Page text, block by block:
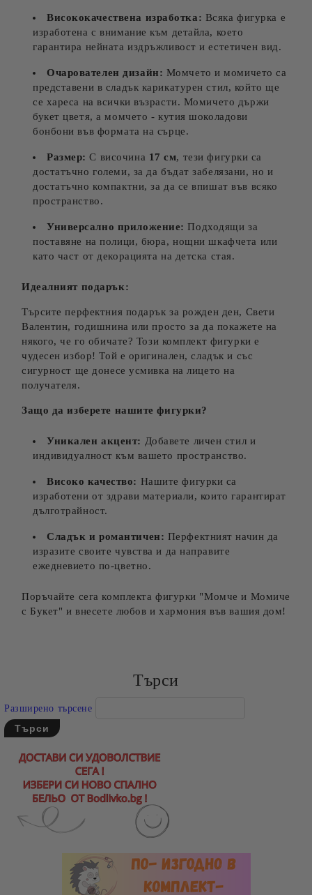
Висококачествена изработка: Всяка фигурка е
изработена с внимание към детайла, което
гарантира нейната издръжливост и естетичен вид.
Очарователен дизайн: Момчето и момичето са
представени в сладък карикатурен стил, който ще
се хареса на всички възрасти. Момичето държи
букет цветя, а момчето - кутия шоколадови
бонбони във формата на сърце.
Размер: С височина 17 см, тези фигурки са
достатъчно големи, за да бъдат забелязани, но и
достатъчно компактни, за да се впишат във всяко
пространство.
Универсално приложение: Подходящи за
поставяне на полици, бюра, нощни шкафчета или
като част от декорацията на детска стая.
Идеалният подарък:
Търсите перфектния подарък за рожден ден, Свети
Валентин, годишнина или просто за да покажете на
някого, че го обичате? Този комплект фигурки е
чудесен избор! Той е оригинален, сладък и със
сигурност ще донесе усмивка на лицето на
получателя.
Защо да изберете нашите фигурки?
Уникален акцент: Добавете личен стил и
индивидуалност към вашето пространство.
Високо качество: Нашите фигурки са
изработени от здрави материали, които гарантират
дълготрайност.
Сладък и романтичен: Перфектният начин да
изразите своите чувства и да направите
ежедневието по-цветно.
Поръчайте сега комплекта фигурки "Момче и Момиче
с Букет" и внесете любов и хармония във вашия дом!
Търси
Разширено търсене